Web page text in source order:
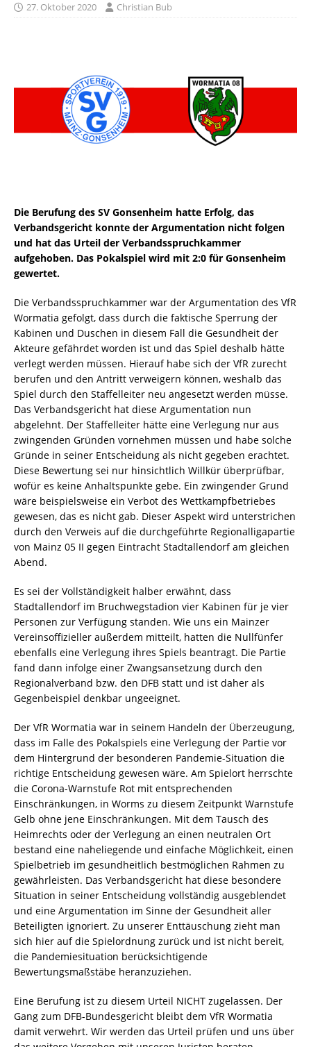
27. Oktober 2020 Christian Bub
Die Berufung des SV Gonsenheim hatte Erfolg, das
Verbandsgericht konnte der Argumentation nicht folgen
und hat das Urteil der Verbandsspruchkammer
aufgehoben. Das Pokalspiel wird mit 2:0 für Gonsenheim
gewertet.
Die Verbandsspruchkammer war der Argumentation des VfR
Wormatia gefolgt, dass durch die faktische Sperrung der
Kabinen und Duschen in diesem Fall die Gesundheit der
Akteure gefährdet worden ist und das Spiel deshalb hätte
verlegt werden müssen. Hierauf habe sich der VfR zurecht
berufen und den Antritt verweigern können, weshalb das
Spiel durch den Staffelleiter neu angesetzt werden müsse.
Das Verbandsgericht hat diese Argumentation nun
abgelehnt. Der Staffelleiter hätte eine Verlegung nur aus
zwingenden Gründen vornehmen müssen und habe solche
Gründe in seiner Entscheidung als nicht gegeben erachtet.
Diese Bewertung sei nur hinsichtlich Willkür überprüfbar,
wofür es keine Anhaltspunkte gebe. Ein zwingender Grund
wäre beispielsweise ein Verbot des Wettkampfbetriebes
gewesen, das es nicht gab. Dieser Aspekt wird unterstrichen
durch den Verweis auf die durchgeführte Regionalligapartie
von Mainz 05 II gegen Eintracht Stadtallendorf am gleichen
Abend.
Es sei der Vollständigkeit halber erwähnt, dass
Stadtallendorf im Bruchwegstadion vier Kabinen für je vier
Personen zur Verfügung standen. Wie uns ein Mainzer
Vereinsoffizieller außerdem mitteilt, hatten die Nullfünfer
ebenfalls eine Verlegung ihres Spiels beantragt. Die Partie
fand dann infolge einer Zwangsansetzung durch den
Regionalverband bzw. den DFB statt und ist daher als
Gegenbeispiel denkbar ungeeignet.
Der VfR Wormatia war in seinem Handeln der Überzeugung,
dass im Falle des Pokalspiels eine Verlegung der Partie vor
dem Hintergrund der besonderen Pandemie-Situation die
richtige Entscheidung gewesen wäre. Am Spielort herrschte
die Corona-Warnstufe Rot mit entsprechenden
Einschränkungen, in Worms zu diesem Zeitpunkt Warnstufe
Gelb ohne jene Einschränkungen. Mit dem Tausch des
Heimrechts oder der Verlegung an einen neutralen Ort
bestand eine naheliegende und einfache Möglichkeit, einen
Spielbetrieb im gesundheitlich bestmöglichen Rahmen zu
gewährleisten. Das Verbandsgericht hat diese besondere
Situation in seiner Entscheidung vollständig ausgeblendet
und eine Argumentation im Sinne der Gesundheit aller
Beteiligten ignoriert. Zu unserer Enttäuschung zieht man
sich hier auf die Spielordnung zurück und ist nicht bereit,
die Pandemiesituation berücksichtigende
Bewertungsmaßstäbe heranzuziehen.
Eine Berufung ist zu diesem Urteil NICHT zugelassen. Der
Gang zum DFB-Bundesgericht bleibt dem VfR Wormatia
damit verwehrt. Wir werden das Urteil prüfen und uns über